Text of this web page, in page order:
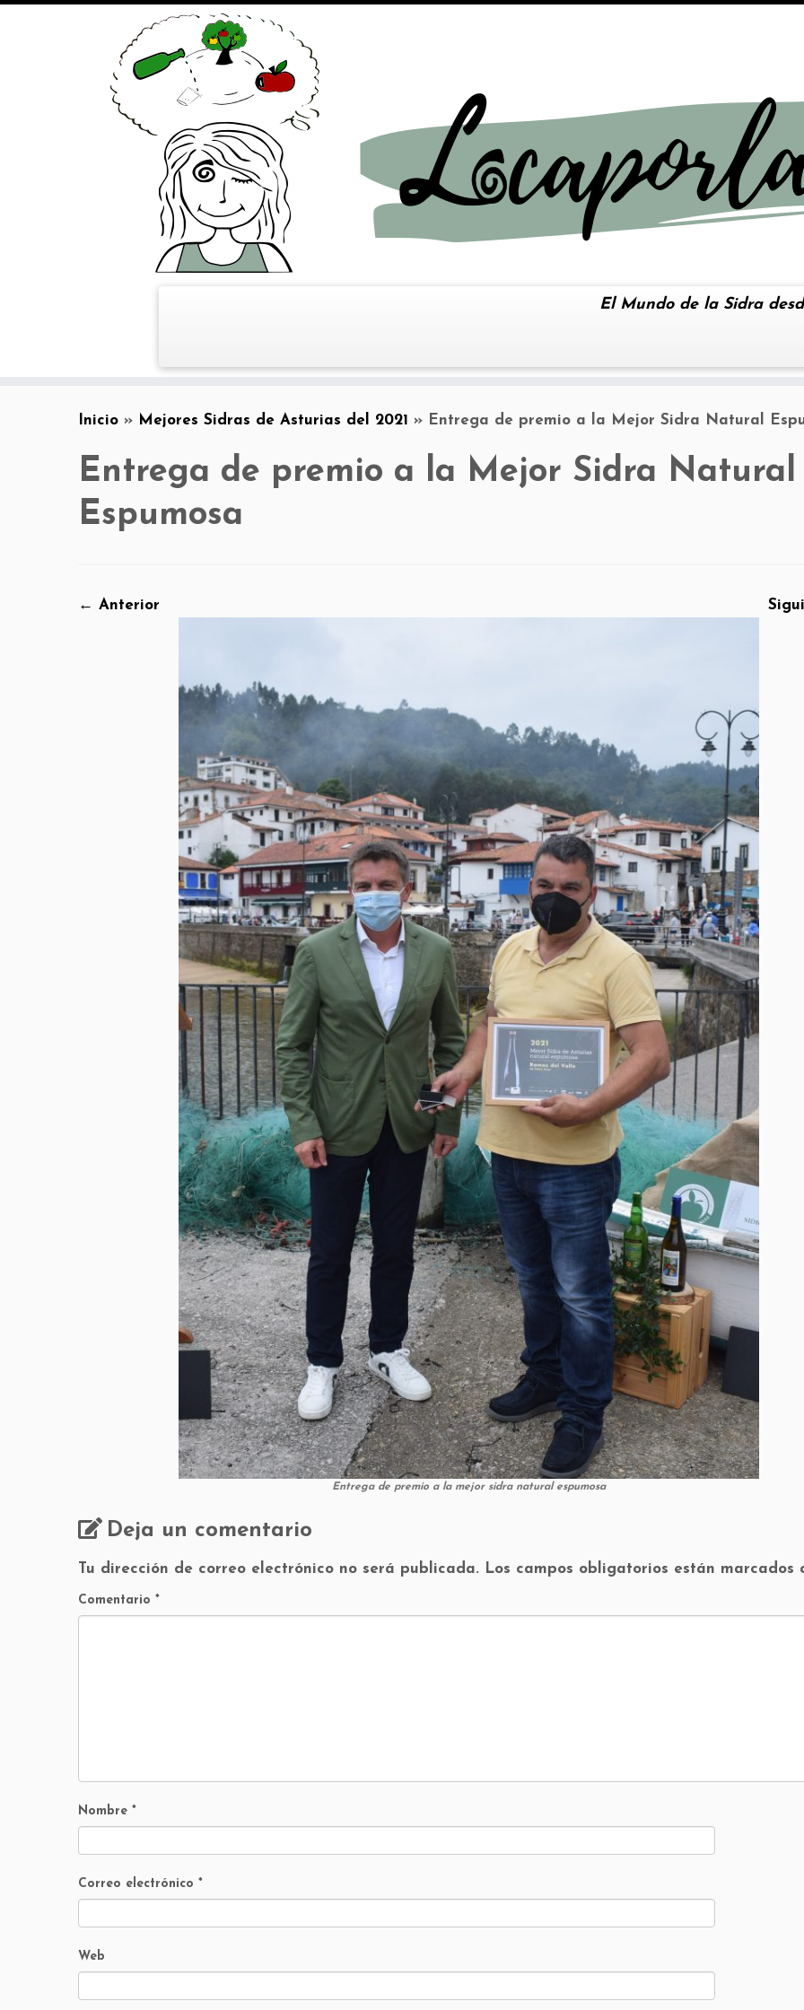
El Mundo de la Sidra
Inicio » Mejores Sidras de Asturias del 2021 » Entrega de premio a la Mejor Sidra Natural
Entrega de premio a la Mejor Sidra Natural
Espumosa
← Anterior
Entrega de premio a la mejor sidra natural espumosa
Deja un comentario
Tu dirección de correo electrónico no será publicada. Los campos obligatorios están marcados
Comentario *
Nombre *
Correo electrónico *
Web